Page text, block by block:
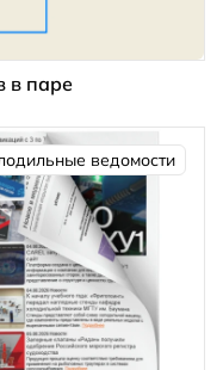
в паре
ведомости